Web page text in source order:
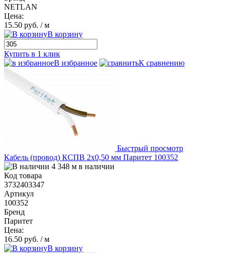
NETLAN
Цена:
15.50 руб. / м
В корзину
Купить в 1 клик
В избранное
К сравнению
Быстрый просмотр
Кабель (провод) КСПВ 2х0,50 мм Паритет 100352
4 348 м в наличии
Код товара
3732403347
Артикул
100352
Бренд
Паритет
Цена:
16.50 руб. / м
В корзину